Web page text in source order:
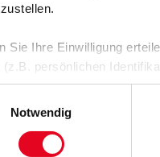
Sie Ihre Einwilligung
(z.B. persönlichen
Button stimmen Sie
Daten für
Sie „Notwendige
Notwendig
blieb, lag auch daran,
unpräzise agierte. Die
in eine vierminütige
Kevin Schade (90.)
Gegenzug wehrte
besser zu Ende